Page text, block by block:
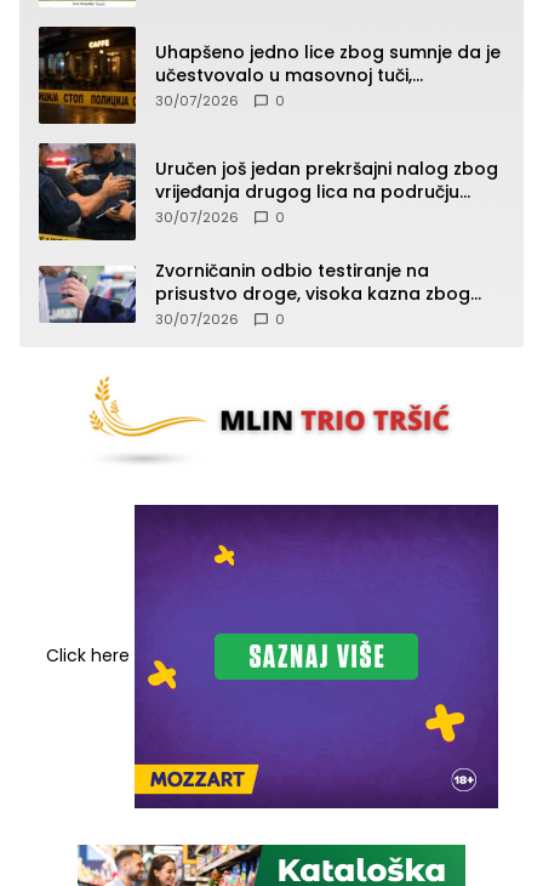
Uhapšeno jedno lice zbog sumnje da je
učestvovalo u masovnoj tuči,
maloljetnik zadobio povrede
30/07/2026 0
Uručen još jedan prekršajni nalog zbog
vrijeđanja drugog lica na području
Zvornika
30/07/2026 0
Zvorničanin odbio testiranje na
prisustvo droge, visoka kazna zbog
kršenja Zakona o osnovama
30/07/2026 0
Click here